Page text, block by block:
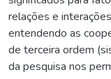
relações e
entendendo as
de terceira ordem
da pesquisa nos